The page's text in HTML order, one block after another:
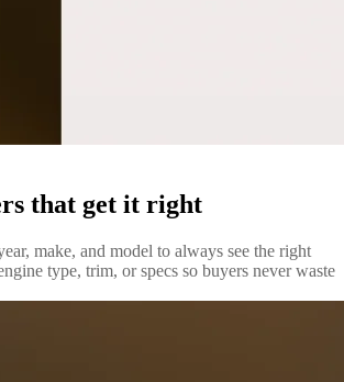
that get it right
make, and model to always see the right
type, trim, or specs so buyers never waste